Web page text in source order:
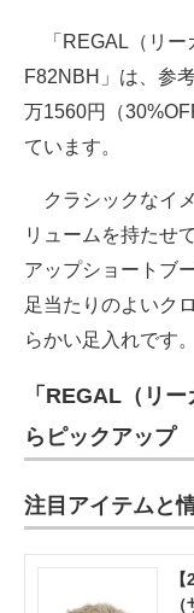
「REGAL（リー
F82NBH」は、参
万1560円（
ています。
クラシックなイ
リュームを持たせ
アップショートブ
足当たりのよいク
らかい足入れです。
「REGAL（リ
らピックアップ
注目アイテムと